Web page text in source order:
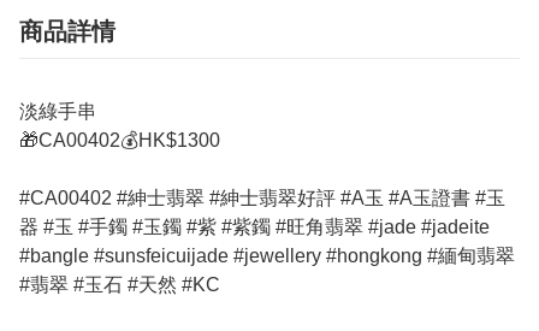
商品詳情
淡綠手串
🎁CA00402💰HK$1300
#CA00402 #紳士翡翠 #紳士翡翠好評 #A玉 #A玉證書 #玉
器 #玉 #手鐲 #玉鐲 #紫 #紫鐲 #旺角翡翠 #jade #jadeite
#bangle #sunsfeicuijade #jewellery #hongkong #緬甸翡翠
#翡翠 #玉石 #天然 #KC